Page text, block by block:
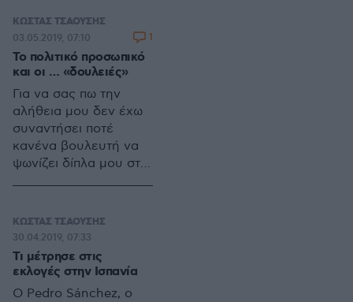
δημόσιο – από τον
υπάλληλο στο
πρωτόκολλο έως τον
υπουργό- οχυρώθηκαν
πίσω από την
νομιμότητα της
ελάχιστης
υποχρεωτικής
ενημέρωσης και
πήραν μια βαθειά
Ήταν μόλις 5 χρονών.
Εδώ μεγάλωσε και
εδώ έμαθε γράμματα.
Στο δημόσιο σχολείο
αργότερα πέρασε με
το σπαθί του το
κατώφλι του
Οικονομικού
Πανεπιστημίου
Αθηνών. Εκεί που
κιόλας (στο
Πρόγραμμα
Μεταπτυχιακών
Σπουδών στην
Επιστήμη Δεδομένων).
ΚΩΣΤΑΣ ΤΣΑΟΥΣΗΣ
Το πολιτικό προσωπικό
και οι … «δουλειές»
Για να σας πω την
αλήθεια μου δεν έχω
συναντήσει ποτέ
κανένα βουλευτή να
ψωνίζει δίπλα μου στο
της γειτονιάς.
03.05.2019, 07:10 1
ΚΩΣΤΑΣ ΤΣΑΟΥΣΗΣ
Τι μέτρησε στις
εκλογές στην Ισπανία
Ο Pedro Sánchez, ο
30.04.2019, 07:33